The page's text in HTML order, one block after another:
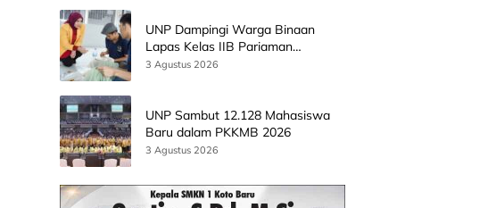
UNP Dampingi Warga Binaan
Lapas Kelas IIB Pariaman
Kembangkan Produk Kreatif
3 Agustus 2026
UNP Sambut 12.128 Mahasiswa
Baru dalam PKKMB 2026
3 Agustus 2026